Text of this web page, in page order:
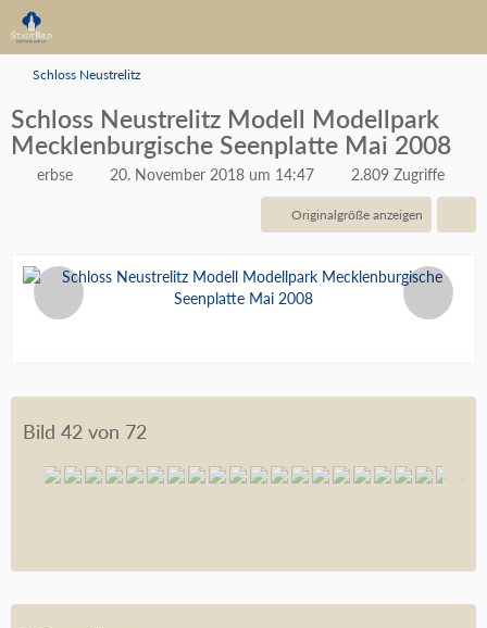
Schloss Neustrelitz
Schloss Neustrelitz Modell Modellpark
Mecklenburgische Seenplatte Mai 2008
erbse 20. November 2018 um 14:47 2.809 Zugriffe
Originalgröße anzeigen
Bild 42 von 72